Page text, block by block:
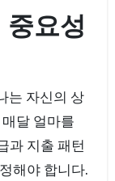
요성
는 자신의 상
달 얼마를
과 지출 패턴
해야 합니다.